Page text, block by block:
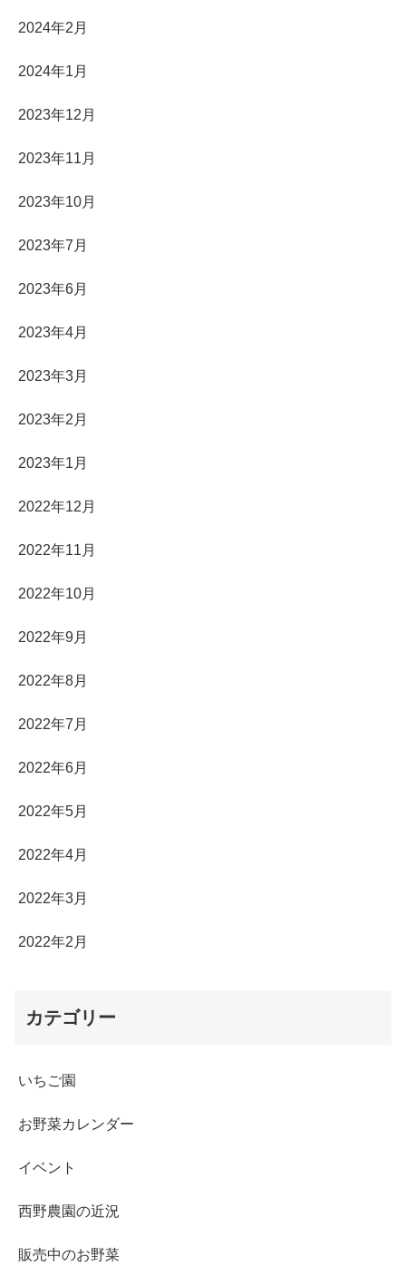
2024年2月
2024年1月
2023年12月
2023年11月
2023年10月
2023年7月
2023年6月
2023年4月
2023年3月
2023年2月
2023年1月
2022年12月
2022年11月
2022年10月
2022年9月
2022年8月
2022年7月
2022年6月
2022年5月
2022年4月
2022年3月
2022年2月
カテゴリー
いちご園
お野菜カレンダー
イベント
西野農園の近況
販売中のお野菜